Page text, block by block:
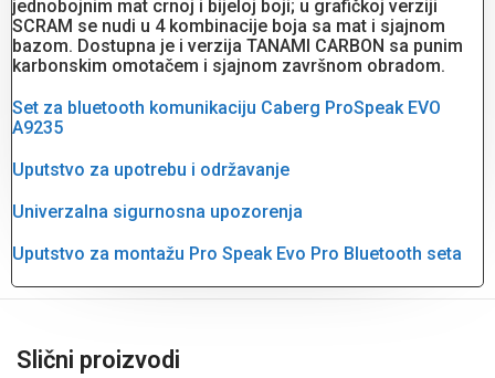
jednobojnim mat crnoj i bijeloj boji; u grafičkoj verziji
SCRAM se nudi u 4 kombinacije boja sa mat i sjajnom
bazom. Dostupna je i verzija TANAMI CARBON sa punim
karbonskim omotačem i sjajnom završnom obradom.
Set za bluetooth komunikaciju Caberg ProSpeak EVO
A9235
Uputstvo za upotrebu i održavanje
Univerzalna sigurnosna upozorenja
Uputstvo za montažu Pro Speak Evo Pro Bluetooth seta
Slični proizvodi